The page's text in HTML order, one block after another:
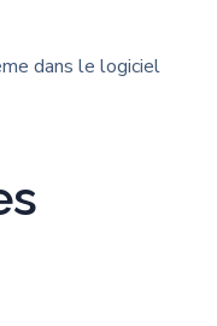
dans le logiciel